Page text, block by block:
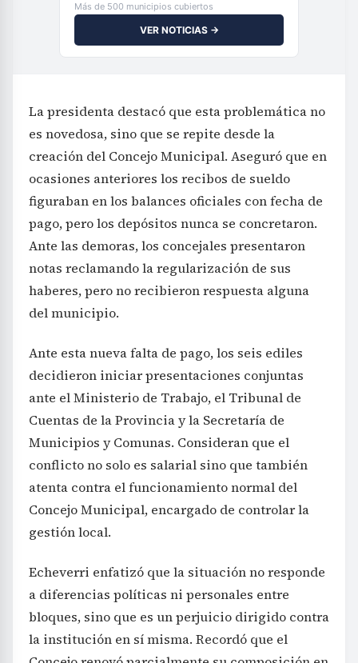
Más de 500 municipios cubiertos
VER NOTICIAS →
La presidenta destacó que esta problemática no
es novedosa, sino que se repite desde la
creación del Concejo Municipal. Aseguró que en
ocasiones anteriores los recibos de sueldo
figuraban en los balances oficiales con fecha de
pago, pero los depósitos nunca se concretaron.
Ante las demoras, los concejales presentaron
notas reclamando la regularización de sus
haberes, pero no recibieron respuesta alguna
del municipio.
Ante esta nueva falta de pago, los seis ediles
decidieron iniciar presentaciones conjuntas
ante el Ministerio de Trabajo, el Tribunal de
Cuentas de la Provincia y la Secretaría de
Municipios y Comunas. Consideran que el
conflicto no solo es salarial sino que también
atenta contra el funcionamiento normal del
Concejo Municipal, encargado de controlar la
gestión local.
Echeverri enfatizó que la situación no responde
a diferencias políticas ni personales entre
bloques, sino que es un perjuicio dirigido contra
la institución en sí misma. Recordó que el